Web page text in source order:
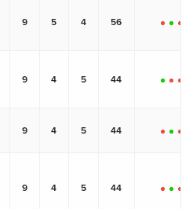
9 5 4 56
- + -
9 4 5 44
+ - -
9 4 5 44
- + -
9 4 5 44
- + -